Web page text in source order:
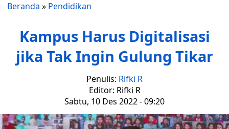
Beranda » Pendidikan
Kampus Harus Digitalisasi
jika Tak Ingin Gulung Tikar
Penulis: Rifki R
Editor: Rifki R
Sabtu, 10 Des 2022 - 09:20